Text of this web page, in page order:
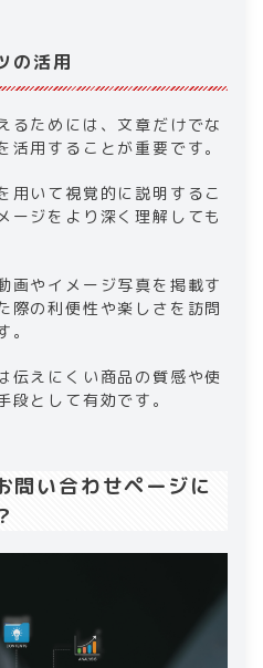
の活用
るためには、文章だけでな
活用することが重要です。
用いて視覚的に説明するこ
ージをより深く理解しても
画やイメージ写真を掲載す
際の利便性や楽しさを訪問
伝えにくい商品の質感や使
段として有効です。
問い合わせページに